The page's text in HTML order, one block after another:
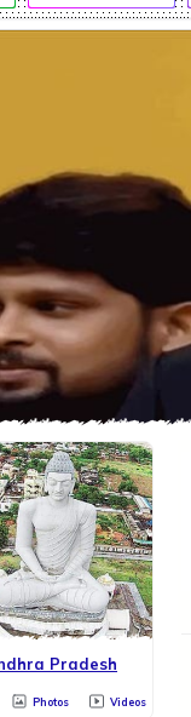
Pradesh
Photos Videos